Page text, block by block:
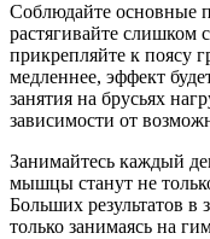
Соблюдайте основные
растягивайте
прикрепляйте к поясу
медленнее, эффект
занятия на брусьях
зависимости от
Занимайтесь каждый
мышцы станут не
Больших результатов в
только занимаясь на